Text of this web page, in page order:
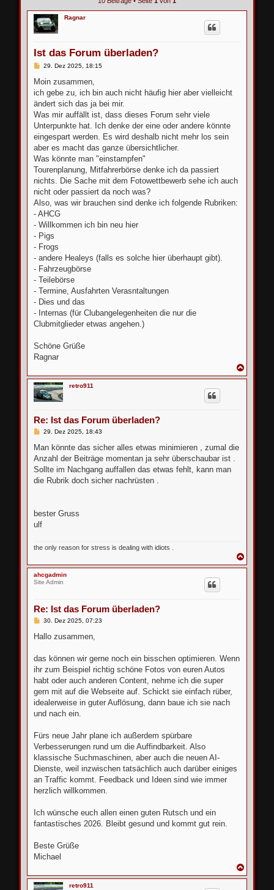
Ragnar
Ist das Forum überladen?
B
i
r
a
29. Dez 2025, 18:15
Moin zusammen,
ich gebe zu, ich bin auch nicht häufig hier aber vielleicht
ändert sich das ja bei mir.
Was mir auffällt ist, dass dieses Forum sehr viele
Unterpunkte hat. Ich denke der eine oder andere könnte
eingespart werden. Es wird deshalb nicht mehr los sein
aber es macht das ganze übersichtlicher.
Was könnte man "einstampfen"
Tourenplanung, Mitfahrerbörse denke ich da passiert
nichts. Die Sache mit dem Fotowettbewerb sehe ich auch
nicht oder passiert da noch was?
Also, was wir brauchen sind denke ich folgende Rubriken:
- AHCG
- Willkommen ich bin neu hier
- Pigs
- Frogs
- andere Healeys (falls es solche hier überhaupt gibt).
- Fahrzeugbörse
- Teilebörse
- Termine, Ausfahrten Verasntaltungen
- Dies und das
- Internas (für Clubangelegenheiten die nur die
Clubmitglieder etwas angehen.)
Schöne Grüße
Ragnar
a
retro911
Re: Ist das Forum überladen?
B
i
r
a
29. Dez 2025, 18:43
Man könnte das sicher alles etwas minimieren , zumal die
Anzahl der Beiträge momentan ja sehr überschaubar ist .
Sollte im Nachgang auffallen das etwas fehlt, kann man
die Rubrik doch sicher nachrüsten .
bester Gruss
ulf
the only reason for stress is dealing with idiots .
a
ahcgadmin
Site Admin
Re: Ist das Forum überladen?
B
i
a
30. Dez 2025, 07:23
Hallo zusammen,
das können wir gerne noch ein bisschen optimieren. Wenn
ihr zum Beispiel richtig schöne Fotos von euren Autos
habt oder auch anderen Content, nehme ich die super
gern mit auf die Webseite auf. Schickt sie einfach rüber,
idealerweise in guter Auflösung, dann baue ich sie nach
und nach ein.
Fürs neue Jahr plane ich außerdem spürbare
Verbesserungen rund um die Auffindbarkeit. Also
klassische Suchmaschinen, aber auch die neuen AI-
Dienste, weil inzwischen tatsächlich auch darüber einiges
an Traffic kommt. Feedback und Ideen sind wie immer
herzlich willkommen.
Ich wünsche euch allen einen guten Rutsch und ein
fantastisches 2026. Bleibt gesund und kommt gut rein.
Beste Grüße
Michael
a
retro911